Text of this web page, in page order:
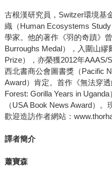
古根漢研究員，Switzer環境基
織（Human Ecosystems
學家。他的著作《羽的奇蹟》
Burroughs Medal），入圍山
Prize），亦榮獲2012年AAAS/
西北書商公會圖書獎（Pacific
Award）肯定。首作《無法穿
Forest: Gorilla Years in
（USA Book News Award）。
歡迎造訪作者網站：
譯者簡介
蕭寶森